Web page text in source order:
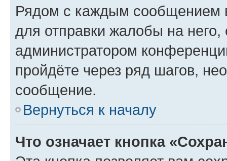
Рядом с каждым сообщением
для отправки жалобы на
администратором
пройдёте через ряд шагов,
сообщение.
Вернуться к началу
Что означает кнопка